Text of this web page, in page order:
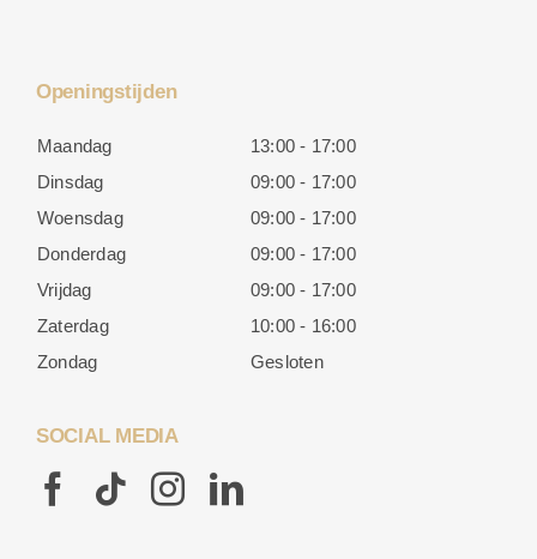
Openingstijden
Maandag
13:00 - 17:00
Dinsdag
09:00 - 17:00
Woensdag
09:00 - 17:00
Donderdag
09:00 - 17:00
Vrijdag
09:00 - 17:00
Zaterdag
10:00 - 16:00
Zondag
Gesloten
SOCIAL MEDIA